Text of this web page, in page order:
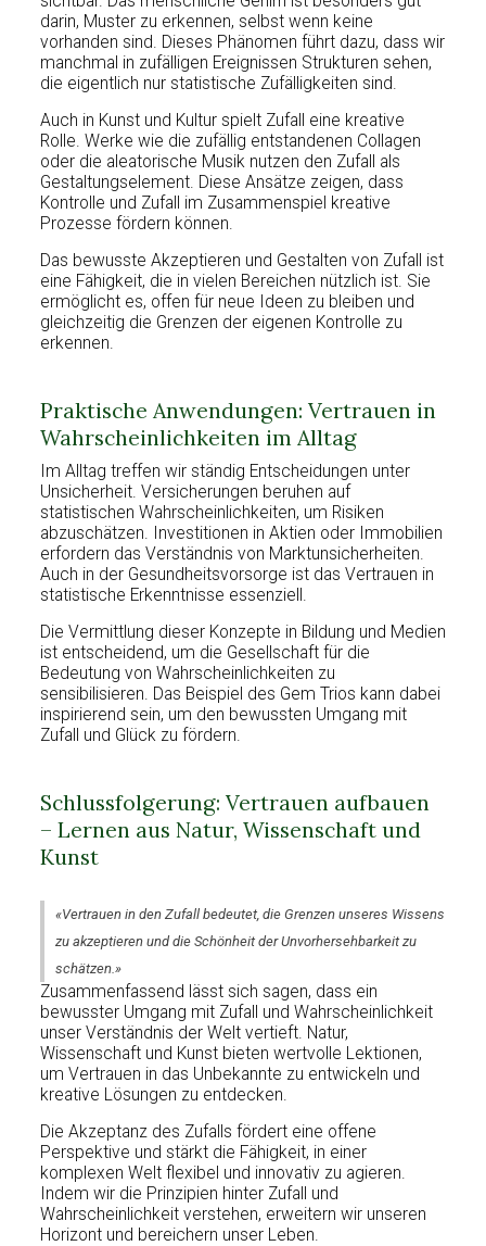
darin, Muster zu erkennen, selbst wenn keine
vorhanden sind. Dieses Phänomen führt dazu, dass wir
manchmal in zufälligen Ereignissen Strukturen sehen,
die eigentlich nur statistische Zufälligkeiten sind.
Auch in Kunst und Kultur spielt Zufall eine kreative
Rolle. Werke wie die zufällig entstandenen Collagen
oder die aleatorische Musik nutzen den Zufall als
Gestaltungselement. Diese Ansätze zeigen, dass
Kontrolle und Zufall im Zusammenspiel kreative
Prozesse fördern können.
Das bewusste Akzeptieren und Gestalten von Zufall ist
eine Fähigkeit, die in vielen Bereichen nützlich ist. Sie
ermöglicht es, offen für neue Ideen zu bleiben und
gleichzeitig die Grenzen der eigenen Kontrolle zu
erkennen.
Praktische Anwendungen: Vertrauen in
Wahrscheinlichkeiten im Alltag
Im Alltag treffen wir ständig Entscheidungen unter
Unsicherheit. Versicherungen beruhen auf
statistischen Wahrscheinlichkeiten, um Risiken
abzuschätzen. Investitionen in Aktien oder Immobilien
erfordern das Verständnis von Marktunsicherheiten.
Auch in der Gesundheitsvorsorge ist das Vertrauen in
statistische Erkenntnisse essenziell.
Die Vermittlung dieser Konzepte in Bildung und Medien
ist entscheidend, um die Gesellschaft für die
Bedeutung von Wahrscheinlichkeiten zu
sensibilisieren. Das Beispiel des Gem Trios kann dabei
inspirierend sein, um den bewussten Umgang mit
Zufall und Glück zu fördern.
Schlussfolgerung: Vertrauen aufbauen
– Lernen aus Natur, Wissenschaft und
Kunst
«Vertrauen in den Zufall bedeutet, die Grenzen unseres Wissens
zu akzeptieren und die Schönheit der Unvorhersehbarkeit zu
schätzen.»
Zusammenfassend lässt sich sagen, dass ein
bewusster Umgang mit Zufall und Wahrscheinlichkeit
unser Verständnis der Welt vertieft. Natur,
Wissenschaft und Kunst bieten wertvolle Lektionen,
um Vertrauen in das Unbekannte zu entwickeln und
kreative Lösungen zu entdecken.
Die Akzeptanz des Zufalls fördert eine offene
Perspektive und stärkt die Fähigkeit, in einer
komplexen Welt flexibel und innovativ zu agieren.
Indem wir die Prinzipien hinter Zufall und
Wahrscheinlichkeit verstehen, erweitern wir unseren
Horizont und bereichern unser Leben.